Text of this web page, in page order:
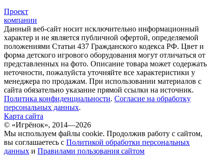
Проект
компании
Данный веб-сайт носит исключительно информационный
характер и не является публичной офертой, определяемой
положениями Статьи 437 Гражданского кодекса РФ. Цвет и
форма детского игрового оборудования могут отличаться от
представленных на фото. Описание товара может содержать
неточности, пожалуйста уточняйте все характеристики у
менеджера по продажам. При использовании материалов с
сайта обязательно указание прямой ссылки на источник.
Политика конфиденциальности. Согласие на обработку
персональных данных.
Карта сайта
© «Игрёнок», 2014—2026
Мы используем файлы cookie. Продолжив работу с сайтом,
вы соглашаетесь с Политикой обработки персональных
данных и Правилами пользования сайтом